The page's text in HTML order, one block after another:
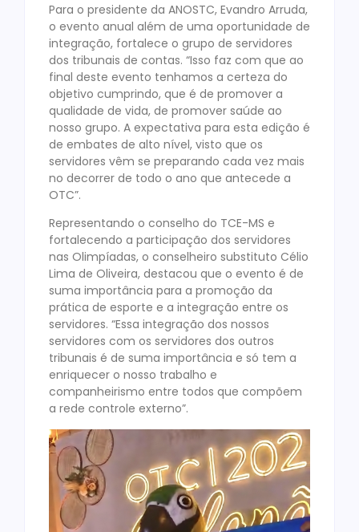
Para o presidente da ANOSTC, Evandro Arruda,
o evento anual além de uma oportunidade de
integração, fortalece o grupo de servidores
dos tribunais de contas. “Isso faz com que ao
final deste evento tenhamos a certeza do
objetivo cumprindo, que é de promover a
qualidade de vida, de promover saúde ao
nosso grupo. A expectativa para esta edição é
de embates de alto nível, visto que os
servidores vêm se preparando cada vez mais
no decorrer de todo o ano que antecede a
OTC”.
Representando o conselho do TCE-MS e
fortalecendo a participação dos servidores
nas Olimpíadas, o conselheiro substituto Célio
Lima de Oliveira, destacou que o evento é de
suma importância para a promoção da
prática de esporte e a integração entre os
servidores. “Essa integração dos nossos
servidores com os servidores dos outros
tribunais é de suma importância e só tem a
enriquecer o nosso trabalho e
companheirismo entre todos que compõem
a rede controle externo”.